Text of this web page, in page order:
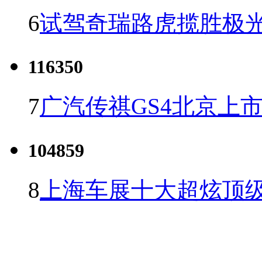
6试驾奇瑞路虎揽胜极
116350
7广汽传祺GS4北京上
104859
8 上海车展十大超炫顶